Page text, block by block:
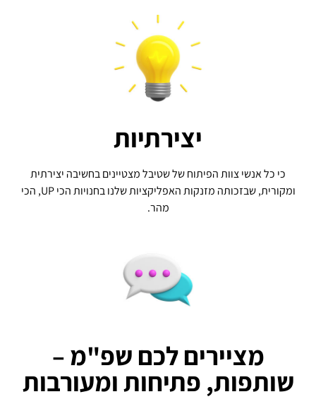
יצירתיות
כי כל אנשי צוות הפיתוח של שטיבל מצטיינים בחשיבה יצירתית
ומקורית, שבזכותה מזנקות האפליקציות שלנו בחנויות הכי UP, הכי
מהר.
מציירים לכם שפ"מ –
שותפות, פתיחות ומעורבות